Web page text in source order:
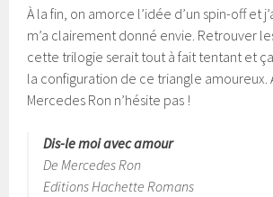
À la fin, on amorce l’idée d’un spin-off et
m’a clairement donné envie. Retrouver
cette trilogie serait tout à fait tentant et
la configuration de ce triangle amoureux.
Mercedes Ron n’hésite pas !
Dis-le moi avec amour
De Mercedes Ron
Editions Hachette Romans